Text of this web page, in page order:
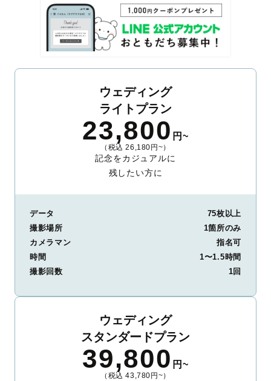
ウェディング
ライトプラン
23,800 円~
（税込 26,180円~）
記念をカジュアルに
残したい方に
データ
75枚以上
撮影場所
1箇所のみ
カメラマン
指名可
時間
1〜1.5時間
撮影回数
1回
ウェディング
スタンダードプラン
39,800 円~
（税込 43,780円~）